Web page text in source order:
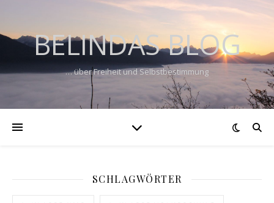
BELINDAS BLOG
… über Freiheit und Selbstbestimmung
SCHLAGWÖRTER